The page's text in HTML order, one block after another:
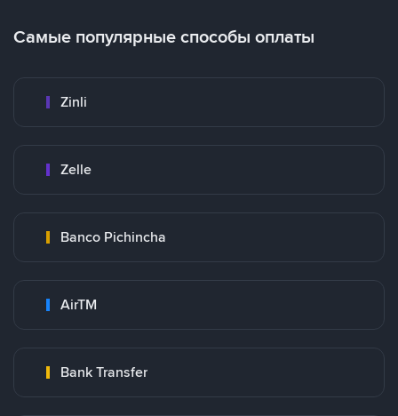
Самые популярные способы оплаты
Zinli
Zelle
Banco Pichincha
AirTM
Bank Transfer